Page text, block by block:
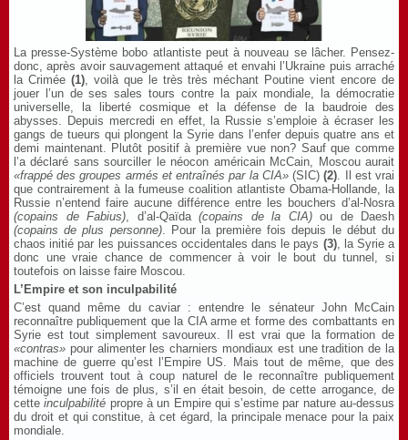
La presse-Système bobo atlantiste peut à nouveau se lâcher. Pensez-
donc, après avoir sauvagement attaqué et envahi l’Ukraine puis arraché
la Crimée (1), voilà que le très très méchant Poutine vient encore de
jouer l’un de ses sales tours contre la paix mondiale, la démocratie
universelle, la liberté cosmique et la défense de la baudroie des
abysses. Depuis mercredi en effet, la Russie s’emploie à écraser les
gangs de tueurs qui plongent la Syrie dans l’enfer depuis quatre ans et
demi maintenant. Plutôt positif à première vue non? Sauf que comme
l’a déclaré sans sourciller le néocon américain McCain, Moscou aurait
«frappé des groupes armés et entraînés par la CIA»(SIC)(2). Il est vrai
que contrairement à la fumeuse coalition atlantiste Obama-Hollande, la
Russie n’entend faire aucune différence entre les bouchers d’al-Nosra
(copains de Fabius), d’al-Qaïda (copains de la CIA)ou de Daesh
(copains de plus personne). Pour la première fois depuis le début du
chaos initié par les puissances occidentales dans le pays (3), la Syrie a
donc une vraie chance de commencer à voir le bout du tunnel, si
toutefois on laisse faire Moscou.
L’Empire et son inculpabilité
C’est quand même du caviar : entendre le sénateur John McCain
reconnaître publiquement que la CIA arme et forme des combattants en
Syrie est tout simplement savoureux. Il est vrai que la formation de
«contras» pour alimenter les charniers mondiaux est une tradition de la
machine de guerre qu’est l’Empire US. Mais tout de même, que des
officiels trouvent tout à coup naturel de le reconnaître publiquement
témoigne une fois de plus, s’il en était besoin, de cette arrogance, de
cetteinculpabilité propre à un Empire qui s’estime par nature au-dessus
du droit et qui constitue, à cet égard, la principale menace pour la paix
mondiale.